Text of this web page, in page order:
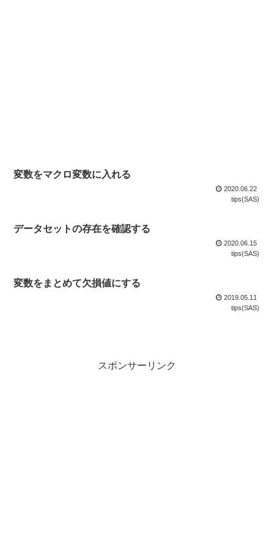
変数をマクロ変数に入れる
2020.06.22
tips(SAS)
データセットの存在を確認する
2020.06.15
tips(SAS)
変数をまとめて欠損値にする
2019.05.11
tips(SAS)
スポンサーリンク